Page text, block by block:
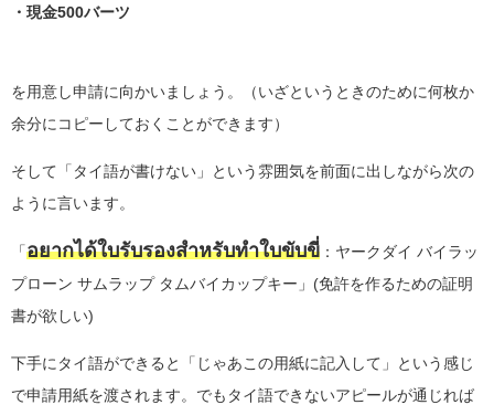
・現金500バーツ
を用意し申請に向かいましょう。（いざというときのために何枚か
余分にコピーしておくことができます）
そして 「タイ語が書けない」という雰囲気を前面に出しながら 次の
ように言います。
「 อยากได้ใบรับรองสำหรับทำใบขับขี่ ：ヤークダイ バイラッ
プローン サムラップ タムバイカップキー」(免許を作るための証明
書が欲しい)
下手にタイ語ができると「じゃあこの用紙に記入して」という感じ
で申請用紙を渡されます。でもタイ語できないアピールが通じれば